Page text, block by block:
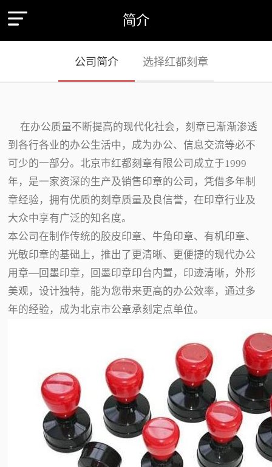
简介
公司简介 选择红都刻章
在办公质量不断提高的现代化社会，刻章已渐渐渗透
到各行各业的办公生活中，成为办公、信息交流等必不
可少的一部分。北京市红都刻章有限公司成立于1999
年，是一家资深的生产及销售印章的公司，凭借多年制
章经验，拥有优质的刻章质量及良信誉，在印章行业及
大众中享有广泛的知名度。
本公司在制作传统的胶皮印章、牛角印章、有机印章、
光敏印章的基础上，推出了更清晰、更便捷的现代办公
用章—回墨印章，回墨印章印台内置，印迹清晰，外形
美观，设计独特，能为您带来更高的办公效率，通过多
年的经验，成为北京市公章承刻定点单位。